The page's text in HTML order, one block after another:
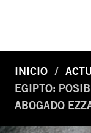
INICIO
EGIPTO:
ABOGADO